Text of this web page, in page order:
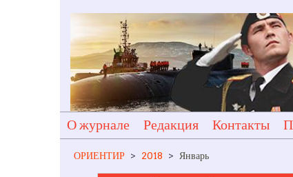
О журнале Редакция Контакты
ОРИЕНТИР > 2018 > Январь